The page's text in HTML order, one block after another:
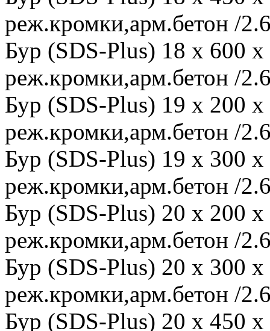
реж.кромки,арм.бетон /
Бур (SDS-Plus) 18 x 600
реж.кромки,арм.бетон /
Бур (SDS-Plus) 19 x 200
реж.кромки,арм.бетон /
Бур (SDS-Plus) 19 x 300
реж.кромки,арм.бетон /
Бур (SDS-Plus) 20 x 200
реж.кромки,арм.бетон /
Бур (SDS-Plus) 20 x 300
реж.кромки,арм.бетон /
Бур (SDS-Plus) 20 x 450